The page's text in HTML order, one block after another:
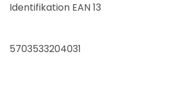
Identifikation EAN 13
5703533204031